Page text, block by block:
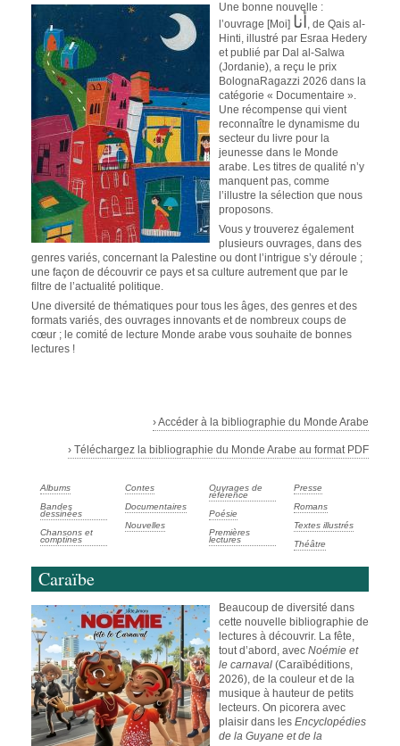
Une bonne nouvelle :
l’ouvrage [Moi] أنا, de Qais al-
Hinti, illustré par Esraa Hedery
et publié par Dal al-Salwa
(Jordanie), a reçu le prix
BolognaRagazzi 2026 dans la
catégorie « Documentaire ».
Une récompense qui vient
reconnaître le dynamisme du
secteur du livre pour la
jeunesse dans le Monde
arabe. Les titres de qualité n’y
manquent pas, comme
l’illustre la sélection que nous
proposons.
Vous y trouverez également
plusieurs ouvrages, dans des
genres variés, concernant la Palestine ou dont l’intrigue s’y déroule ;
une façon de découvrir ce pays et sa culture autrement que par le
filtre de l’actualité politique.
Une diversité de thématiques pour tous les âges, des genres et des
formats variés, des ouvrages innovants et de nombreux coups de
cœur ; le comité de lecture Monde arabe vous souhaite de bonnes
lectures !
› Accéder à la bibliographie du Monde Arabe
› Téléchargez la bibliographie du Monde Arabe au format PDF
Albums
Bandes
dessinées
Chansons et
comptines
Contes
Documentaires
Nouvelles
Ouvrages de
référence
Poésie
Premières
lectures
Presse
Romans
Textes illustrés
Théâtre
Caraïbe
Beaucoup de diversité dans
cette nouvelle bibliographie de
lectures à découvrir. La fête,
tout d’abord, avec Noémie et
le carnaval (Caraïbéditions,
2026), de la couleur et de la
musique à hauteur de petits
lecteurs. On picorera avec
plaisir dans les Encyclopédies
de la Guyane et de la